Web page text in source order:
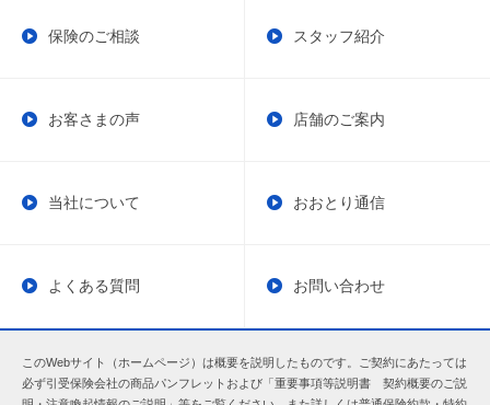
保険のご相談 スタッフ紹介
お客さまの声 店舗のご案内
当社について おおとり通信
よくある質問 お問い合わせ
このWebサイト（ホームページ）は概要を説明したものです。ご契約にあたっては
必ず引受保険会社の商品パンフレットおよび「重要事項等説明書 契約概要のご説